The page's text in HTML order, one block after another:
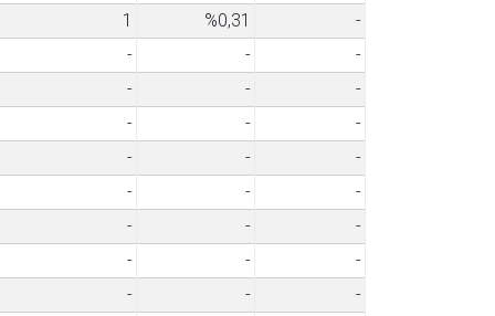
1 %0,31
-
- -
-
- -
-
- -
-
- -
-
- -
-
- -
-
- -
-
- -
-